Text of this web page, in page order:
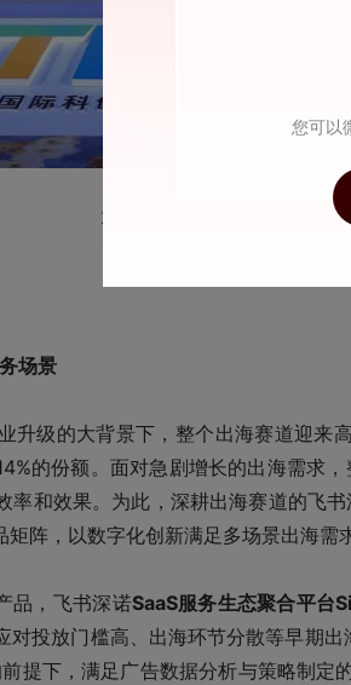
2021国际科创节颁奖现场
场景
升级的大背景下，整个出海赛道迎来
的份额。面对急剧增长的出海需求
率和效果。为此，深耕出海赛道的飞
阵，以数字化创新满足多场景出海需求
品，飞书深诺SaaS服务生态聚合平台
对投放门槛高、出海环节分散等早期
提下，满足广告数据分析与策略制定
您可以